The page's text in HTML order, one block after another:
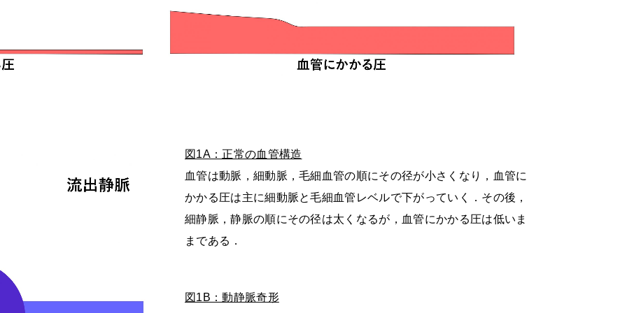
図1A：正常の血管構造
血管は動脈，細動脈，毛細血管の順にその径が小さくなり，血管に
かかる圧は主に細動脈と毛細血管レベルで下がっていく．その後，
細静脈，静脈の順にその径は太くなるが，血管にかかる圧は低いま
まである．
図1B：動静脈奇形